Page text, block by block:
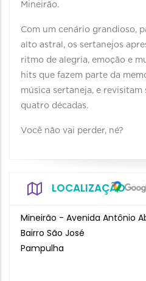
Mineirão.
Com um cenário grandioso,
alto astral, os sertanejos
ritmo de alegria, emoção e
hits que fazem parte da
música sertaneja, e revisitam
quatro décadas.
Você não vai perder, né?
LOCALIZAÇÃO
Mineirão - Avenida Antônio
Bairro São José
Pampulha